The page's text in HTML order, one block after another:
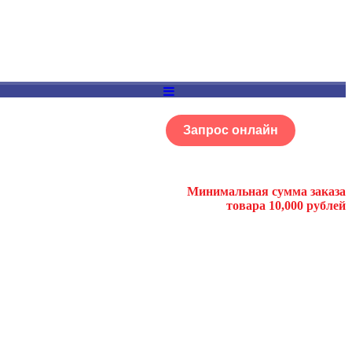
Запрос онлайн
Минимальная сумма заказа
товара 10,000 рублей